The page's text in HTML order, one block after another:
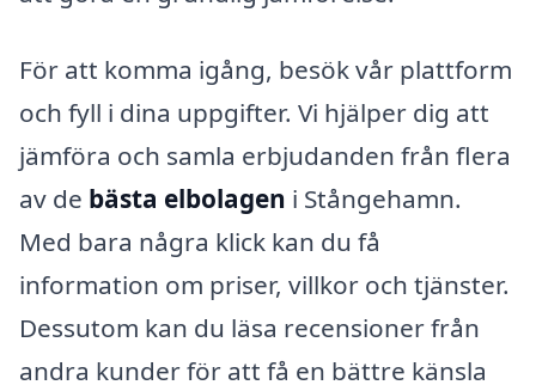
För att komma igång, besök vår plattform
och fyll i dina uppgifter. Vi hjälper dig att
jämföra och samla erbjudanden från flera
av de bästa elbolagen i Stångehamn.
Med bara några klick kan du få
information om priser, villkor och tjänster.
Dessutom kan du läsa recensioner från
andra kunder för att få en bättre känsla